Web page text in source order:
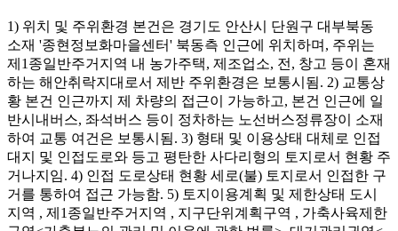
1) 위치 및 주위환경 본건은 경기도 안산시 단원구 대부북동
소재 '종현정보화마을센터' 북동측 인근에 위치하며, 주위는
제1종일반주거지역 내 농가주택, 제조업소, 전, 창고 등이 혼재
하는 해안취락지대로서 제반 주위환경은 보통시됨. 2) 교통상
황 본건 인근까지 제 차량의 접근이 가능하고, 본건 인근에 일
반시내버스, 좌석버스 등이 정차하는 노선버스정류장이 소재
하여 교통 여건은 보통시됨. 3) 형태 및 이용상태 대체로 인접
대지 및 인접도로와 등고 평탄한 사다리형의 토지로서 현황 주
거나지임. 4) 인접 도로상태 현황 세로(불) 토지로서 인접한 구
거를 통하여 접근 가능함. 5) 토지이용계획 및 제한상태 도시
지역 , 제1종일반주거지역 , 지구단위계획구역 , 가축사육제한